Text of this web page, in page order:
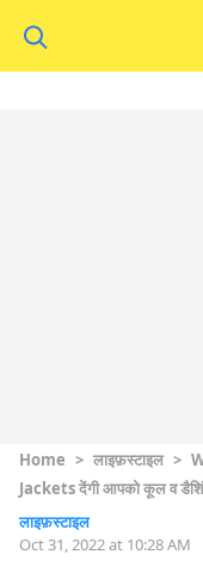
Home > लाइफ़स्टाइल >
Jackets देंगी आपको कूल व
लाइफ़स्टाइल
Oct 31, 2022 at 10:28 AM